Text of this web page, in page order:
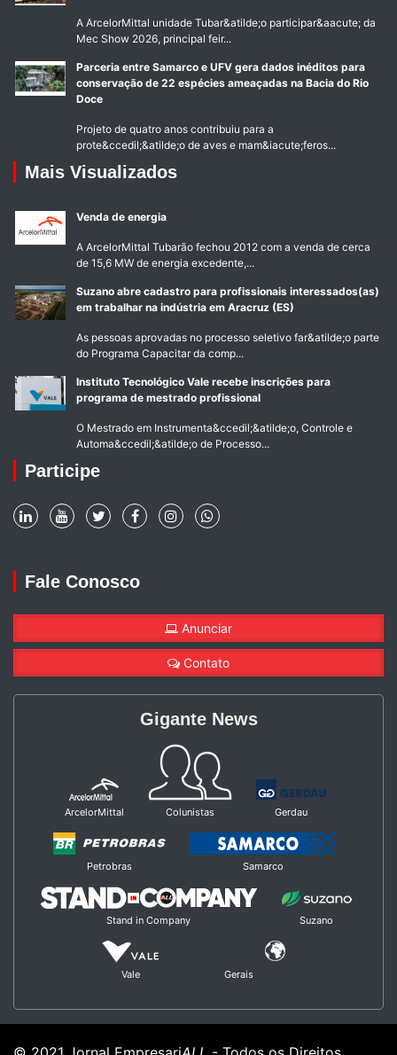
A ArcelorMittal unidade Tubar&atilde;o participar&aacute; da
Mec Show 2026, principal feir...
Parceria entre Samarco e UFV gera dados inéditos para
conservação de 22 espécies ameaçadas na Bacia do Rio
Doce
Projeto de quatro anos contribuiu para a
prote&ccedil;&atilde;o de aves e mam&iacute;feros...
Mais Visualizados
Venda de energia
A ArcelorMittal Tubarão fechou 2012 com a venda de cerca
de 15,6 MW de energia excedente,...
Suzano abre cadastro para profissionais interessados(as)
em trabalhar na indústria em Aracruz (ES)
As pessoas aprovadas no processo seletivo far&atilde;o parte
do Programa Capacitar da comp...
Instituto Tecnológico Vale recebe inscrições para
programa de mestrado profissional
O Mestrado em Instrumenta&ccedil;&atilde;o, Controle e
Automa&ccedil;&atilde;o de Processo...
Participe
Fale Conosco
Anunciar
Contato
Gigante News
ArcelorMittal Colunistas Gerdau
Petrobras Samarco
Stand in Company Suzano
Vale Gerais